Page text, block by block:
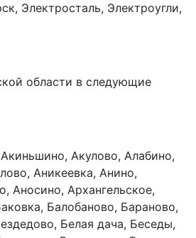
Электросталь, Электроугли,
области в следующие
Акулово, Алабино,
Аникеевка, Анино,
Аносино, Архангельское,
Балобаново, Бараново,
Белая дача, Беседы,